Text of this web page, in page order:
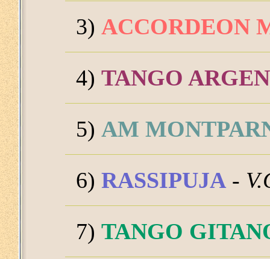
3) ACCORDEON
4) TANGO
5) AM
6) RASSIPUJA -
7) TANGO